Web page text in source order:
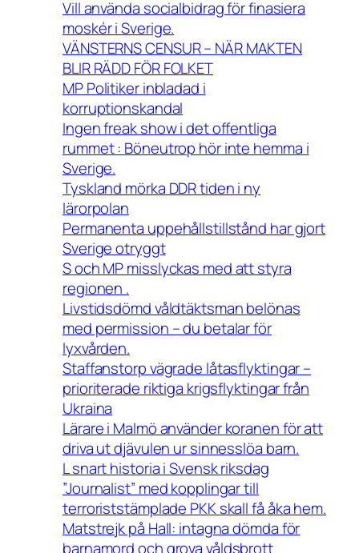
Vill använda socialbidrag för finasiera
moskér i Sverige.
VÄNSTERNS CENSUR – NÄR MAKTEN
BLIR RÄDD FÖR FOLKET
MP Politiker inbladad i
korruptionskandal
Ingen freak show i det offentliga
rummet : Böneutrop hör inte hemma i
Sverige.
Tyskland mörka DDR tiden i ny
lärorpolan
Permanenta uppehållstillstånd har gjort
Sverige otryggt
S och MP misslyckas med att styra
regionen .
Livstidsdömd våldtäktsman belönas
med permission – du betalar för
lyxvården.
Staffanstorp vägrade låtasflyktingar –
prioriterade riktiga krigsflyktingar från
Ukraina
Lärare i Malmö använder koranen för att
driva ut djävulen ur sinnesslöa barn.
L snart historia i Svensk riksdag
”Journalist” med kopplingar till
terroriststämplade PKK skall få åka hem.
Matstrejk på Hall: intagna dömda för
barnamord och grova våldsbrott